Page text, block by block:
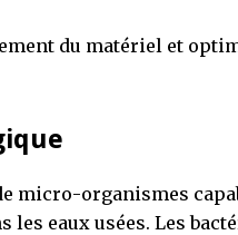
du matériel et
micro-organismes
les eaux usées. Les